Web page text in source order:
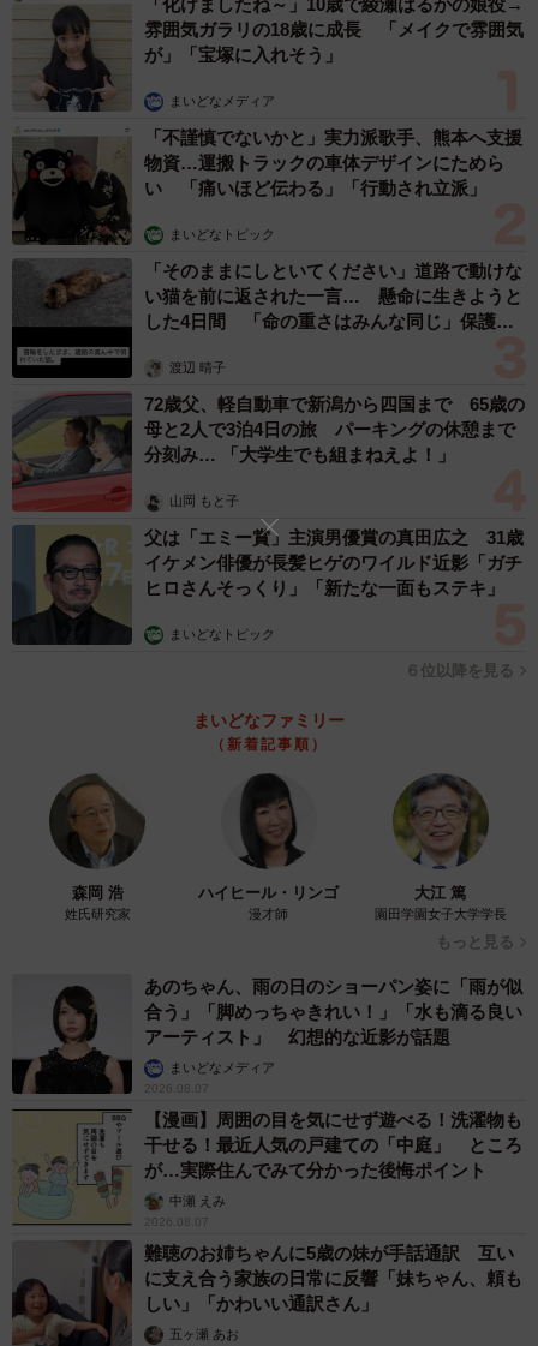
名ショコラ5ブランドとのコラボレーション企画も実施。コ
レクションに先がけ1月10日は内覧会＆試食会が行われまし
た。当日は近鉄百貨店バイヤーの大下健太郎氏とフェリシ
モチョコレートバイヤーのみり氏、サクラアワード審査責
任者の田辺由美氏が、それぞれ今回のコレクションの傾向
や、抱負をコメントしました。
左から、「近鉄百貨店」バイヤーの大下健太郎氏、「フェリシモ」の名
物チョコレートバイヤーのみり氏、世界でも珍しい女性だけのワイン審
査会「サクワアワード」審査責任者の田辺由美氏
大下氏は「今年のバレンタインコレクションは、『花と妖
精』。妖精がさまざまな花のようなチョコレートを探し
するような、カラフルなスイーツをそろえました。今年は
過去最多の約140ブランド5,000種類をご用意しています」
とコメント。
内覧会＆試食会では約40ブランドのチョコレートが用意された
雰囲気ガラリの18歳に成長 「メイクで雰囲気
が」「宝塚に入れそう」
まいどなメディア
「不謹慎でないかと」実力派歌手、熊本へ支援
物資…運搬トラックの車体デザインにためら
い 「痛いほど伝わる」「行動され立派」
まいどなトピック
「そのままにしといてください」道路で動けな
い猫を前に返された一言… 懸命に生きようと
した4日間 「命の重さはみんな同じ」保護団
渡辺 晴子
72歳父、軽自動車で新潟から四国まで 65歳の
母と2人で3泊4日の旅 パーキングの休憩まで
分刻み… 「大学生でも組まねえよ！」
山岡 もと子
父は「エミー賞」主演男優賞の真田広之 31歳
イケメン俳優が長髪ヒゲのワイルド近影「ガチ
ヒロさんそっくり」「新たな一面もステキ」
まいどなトピック
６位以降を見る
まいどなファミリー
（新着記事順）
森岡 浩
姓氏研究家
ハイヒール・リンゴ
漫才師
大江 篤
園田学園女子大学学長
もっと見る
あのちゃん、雨の日のショーパン姿に「雨が似
合う」「脚めっちゃきれい！」「水も滴る良い
アーティスト」 幻想的な近影が話題
まいどなメディア
2026.08.07
【漫画】周囲の目を気にせず遊べる！洗濯物も
干せる！最近人気の戸建ての「中庭」 ところ
が…実際住んでみて分かった後悔ポイント
中瀬 えみ
2026.08.07
難聴のお姉ちゃんに5歳の妹が手話通訳 互い
に支え合う家族の日常に反響「妹ちゃん、頼も
しい」「かわいい通訳さん」
五ヶ瀬 あお